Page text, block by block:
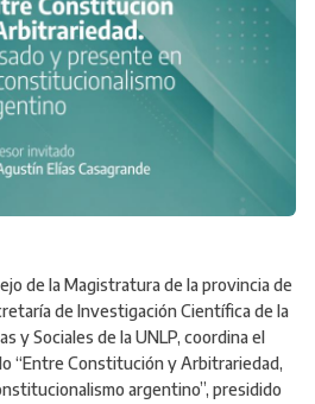
de la Magistratura de la provincia de
de Investigación Científica de la
y Sociales de la UNLP, coordina el
“Entre Constitución y Arbitrariedad,
argentino”, presidido